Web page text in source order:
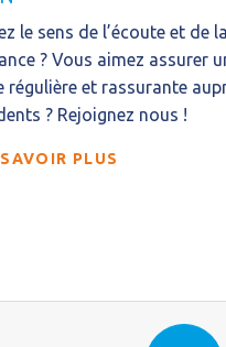
le sens de l’écoute et de la
? Vous aimez assurer
régulière et rassurante
? Rejoignez nous !
PLUS